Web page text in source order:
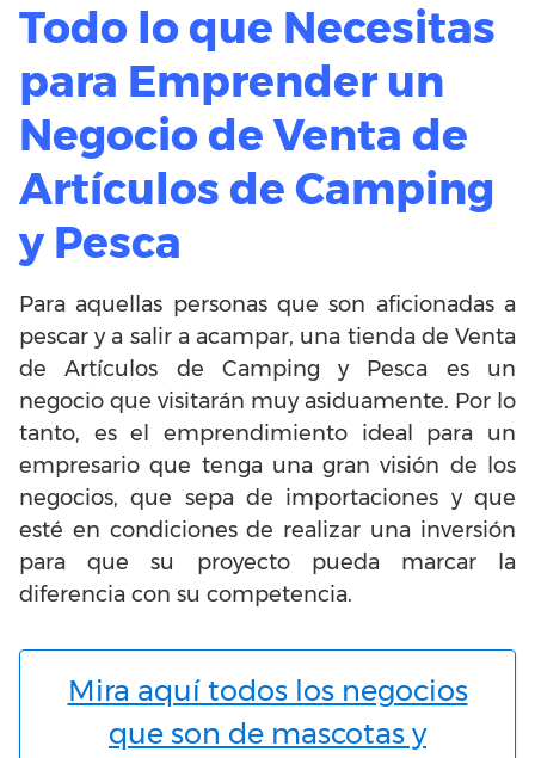
Todo lo que Necesitas
para Emprender un
Negocio de Venta de
Artículos de Camping
y Pesca
Para aquellas personas que son aficionadas a
pescar y a salir a acampar, una tienda de Venta
de Artículos de Camping y Pesca es un
negocio que visitarán muy asiduamente. Por lo
tanto, es el emprendimiento ideal para un
empresario que tenga una gran visión de los
negocios, que sepa de importaciones y que
esté en condiciones de realizar una inversión
para que su proyecto pueda marcar la
diferencia con su competencia.
Mira aquí todos los negocios
que son de mascotas y